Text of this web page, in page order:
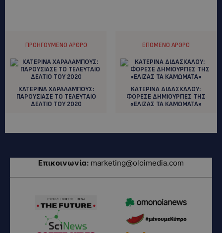
ΠΡΟΗΓΟΎΜΕΝΟ ΆΡΘΡΟ
ΚΑΤΕΡΙΝΑ ΧΑΡΑΛΑΜΠΟΥΣ:
ΠΑΡΟΥΣΙΑΣΕ ΤΟ ΤΕΛΕΥΤΑΙΟ
ΔΕΛΤΙΟ ΤΟΥ 2020
ΕΠΌΜΕΝΟ ΆΡΘΡΟ
KATEΡΙΝΑ ΔΙΔΑΣΚΑΛΟΥ:
ΦΟΡΕΣΕ ΔΗΜΙΟΥΡΓΙΕΣ ΤΗΣ
«ΕΛΙΖΑΣ ΤΑ ΚΑΜΩΜΑΤΑ»
Επικοινωνία: marketing@oloimedia.com